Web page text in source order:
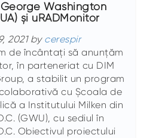
Washington
și uRADMonitor
2021 by cerespir
de încântați să anunțăm
în parteneriat cu DIM
a stabilit un program
cu Școala de
a Institutului Milken din
(GWU), cu sediul în
Obiectivul proiectului